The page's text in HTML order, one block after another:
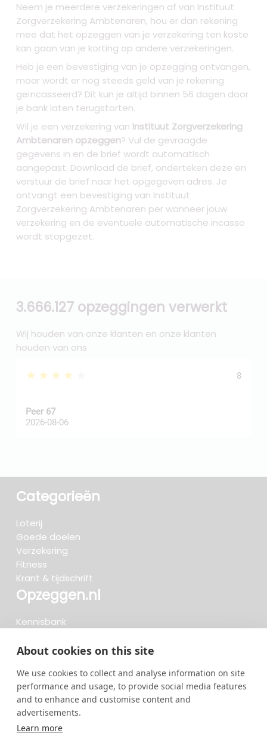
About cookies on this site
We use cookies to collect and analyse information on site
performance and usage, to provide social media features
and to enhance and customise content and
advertisements.
Learn more
Neem je meerdere verzekeringen af van Instituut
Zorgverzekering Ambtenaren, hou er dan rekening
mee dat het opzeggen van je verzekering ten koste
kan gaan van je korting op andere verzekeringen.
Heb je een bevestiging van je opzegging ontvangen,
maar wordt er nog steeds geld van je rekening
geïncasseerd? Dit kun je altijd binnen 56 dagen door
je bank laten terugstorten.
Wil je een verzekering van Instituut Zorgverzekering
Ambtenaren opzeggen? Vul de gevraagde
gegevens in en de brief wordt automatisch
aangepast. Download de brief, onderteken deze en
verstuur de brief naar het opgegeven adres. Je
ontvangt een bevestiging van Instituut
Zorgverzekering Ambtenaren per wanneer jouw
verzekering en de eventuele automatische incasso
wordt stopgezet.
3.666.127 opzeggingen verwerkt
Wij houden van onze klanten en onze klanten
houden van ons
★★★★★ 8
Peer 67
2026-08-06
Categorieën
Loterij
Goede doelen
Verzekering
Fitness
Krant & tijdschrift
Opzeggen.nl
Kennisbank
Beoordelingen
Meteen opzeggen